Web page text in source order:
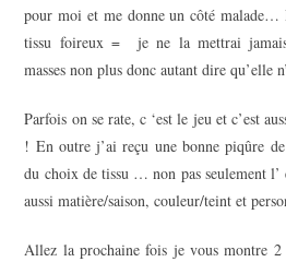
pour moi et me donne un côté
tissu foireux = je ne la mettrai
masses non plus donc autant dire qu’elle
Parfois on se rate, c ‘est le jeu et c’est
! En outre j’ai reçu une bonne piqûre
du choix de tissu … non pas seulement
aussi matière/saison, couleur/teint et
Allez la prochaine fois je vous montre